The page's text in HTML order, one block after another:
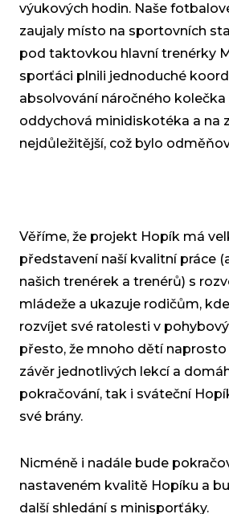
výukových hodin. Naše
zaujaly místo na sportovních
pod taktovkou hlavní trenérky
sporťáci plnili jednoduché
absolvování náročného
oddychová minidiskotéka a na
nejdůležitější, což bylo
Věříme, že projekt Hopík má
představení naší kvalitní práce
našich trenérek a trenérů) s
mládeže a ukazuje rodičům,
rozvíjet své ratolesti v
přesto, že mnoho dětí
závěr jednotlivých lekcí a
pokračování, tak i sváteční
své brány.
Nicméně i nadále bude
nastaveném kvalitě Hopíku a
další shledání s minisporťáky.